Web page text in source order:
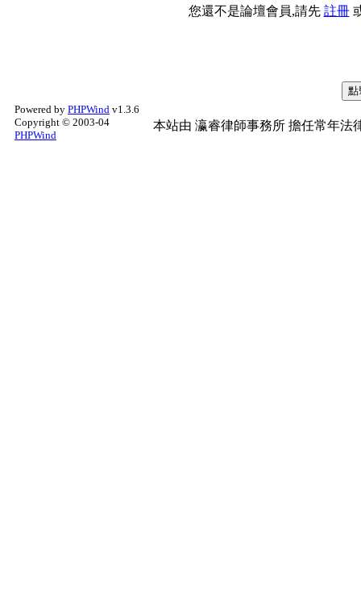
您還不是論壇會員,請先 註冊
Powered by PHPWind v1.3.6
Copyright © 2003-04
PHPWind
本站由 瀛睿律師事務所 擔任常年法